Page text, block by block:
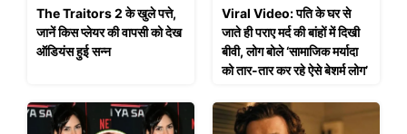
The Traitors 2 के खुले पत्ते,
जानें किस प्लेयर की वापसी को देख
ऑडियंस हुई सन्न
Viral Video: पति के घर से
जाते ही पराए मर्द की बांहों में दिखी
बीवी, लोग बोले ‘सामाजिक मर्यादा
को तार-तार कर रहे ऐसे बेशर्म लोग’